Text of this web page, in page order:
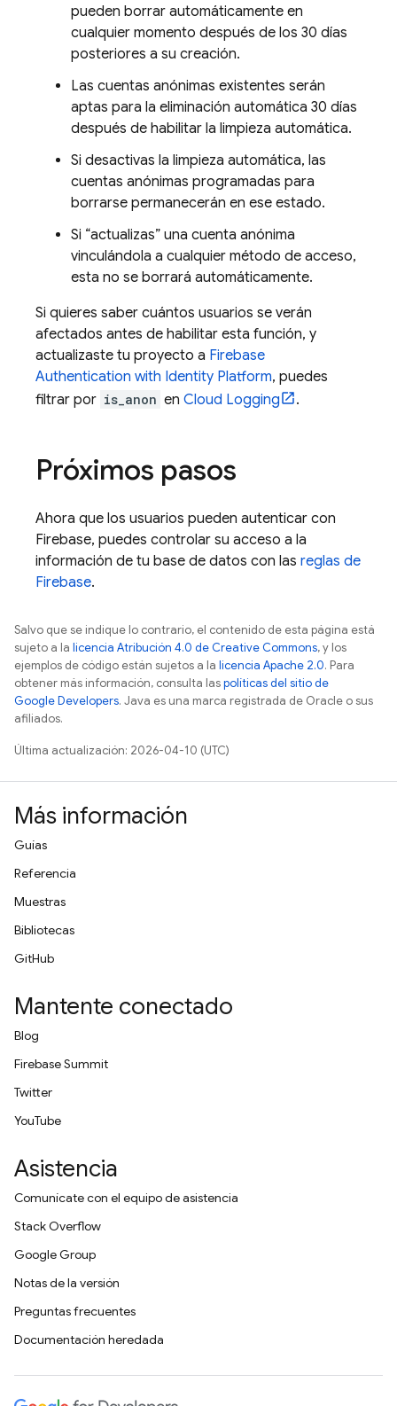
pueden borrar automáticamente en
cualquier momento después de los 30 días
posteriores a su creación.
Las cuentas anónimas existentes serán
aptas para la eliminación automática 30 días
después de habilitar la limpieza automática.
Si desactivas la limpieza automática, las
cuentas anónimas programadas para
borrarse permanecerán en ese estado.
Si “actualizas” una cuenta anónima
vinculándola a cualquier método de acceso,
esta no se borrará automáticamente.
Si quieres saber cuántos usuarios se verán
afectados antes de habilitar esta función, y
actualizaste tu proyecto a Firebase
Authentication with Identity Platform, puedes
filtrar por is_anon en Cloud Logging .
Próximos pasos
Ahora que los usuarios pueden autenticar con
Firebase, puedes controlar su acceso a la
información de tu base de datos con las reglas de
Firebase.
Salvo que se indique lo contrario, el contenido de esta página está
sujeto a la licencia Atribución 4.0 de Creative Commons, y los
ejemplos de código están sujetos a la licencia Apache 2.0. Para
obtener más información, consulta laspolíticas del sitio de
Google Developers. Java es una marca registrada de Oracle o sus
afiliados.
Última actualización: 2026-04-10 (UTC)
Más información
Guías
Referencia
Muestras
Bibliotecas
GitHub
Mantente conectado
Blog
Firebase Summit
Twitter
YouTube
Asistencia
Comunícate con el equipo de asistencia
Stack Overflow
Google Group
Notas de la versión
Preguntas frecuentes
Documentación heredada